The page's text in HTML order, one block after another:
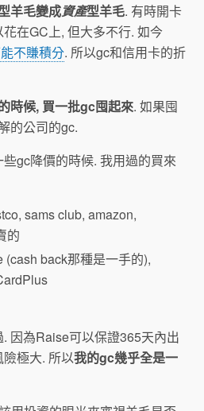
羊毛變成資產型羊毛. 有時開卡
在GC上, 但大多不行. 如今
不賺積分. 所以gc和信用卡的折
時候, 買一批gc囤起來. 如果囤
的公司的gc.
gc降價的時候. 我用過的買來
sams club, amazon,
的
(cash back那種是一手的),
因為Raise可以保證365天內出
極大. 所以我的gc幾乎全是一